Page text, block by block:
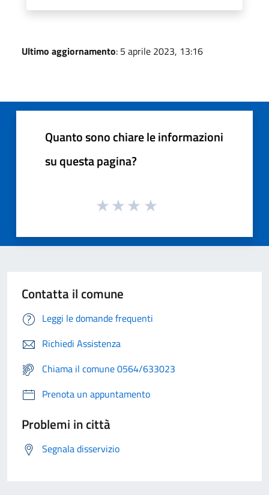
Ultimo aggiornamento: 5 aprile 2023, 13:16
Quanto sono chiare le informazioni
su questa pagina?
Contatta il comune
Leggi le domande frequenti
Richiedi Assistenza
Chiama il comune 0564/633023
Prenota un appuntamento
Problemi in città
Segnala disservizio